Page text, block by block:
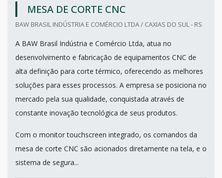
MESA DE CORTE CNC
BAW BRASIL INDÚSTRIA E COMÉRCIO LTDA / CAXIAS DO SUL - RS
A BAW Brasil Indústria e Comércio Ltda, atua no
desenvolvimento e fabricação de equipamentos CNC de
alta definição para corte térmico, oferecendo as melhores
soluções para esses processos. A empresa se posiciona no
mercado pela sua qualidade, conquistada através de
constante inovação tecnológica de seus produtos.
Com o monitor touchscreen integrado, os comandos da
mesa de corte CNC são acionados diretamente na tela, e o
sistema de segura...